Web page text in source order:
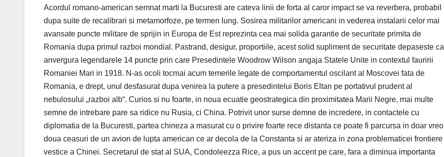
Acordul romano-american semnat marti la Bucuresti are cateva linii de forta al caror impact se va reverbera, probabil
dupa suite de recalibrari si metamorfoze, pe termen lung. Sosirea militarilor americani in vederea instalarii celor mai
avansate puncte militare de sprijin in Europa de Est reprezinta cea mai solida garantie de securitate primita de
Romania dupa primul razboi mondial. Pastrand, desigur, proportiile, acest solid supliment de securitate depaseste ca
anvergura legendarele 14 puncte prin care Presedintele Woodrow Wilson angaja Statele Unite in contextul fauririi
Romaniei Mari in 1918. N-as ocoli tocmai acum temerile legate de comportamentul oscilant al Moscovei fata de
Romania, e drept, unul desfasurat dupa venirea la putere a presedintelui Boris Eltan pe portativul prudent al
nebulosului „razboi alb“. Curios si nu foarte, in noua ecuatie geostrategica din proximitatea Marii Negre, mai multe
semne de intrebare pare sa ridice nu Rusia, ci China. Potrivit unor surse demne de incredere, in contactele cu
diplomatia de la Bucuresti, partea chineza a masurat cu o privire foarte rece distanta ce poate fi parcursa in doar vreo
doua ceasuri de un avion de lupta american ce ar decola de la Constanta si ar ateriza in zona problematicei frontiere
vestice a Chinei. Secretarul de stat al SUA, Condoleezza Rice, a pus un accent pe care, fara a diminua importanta